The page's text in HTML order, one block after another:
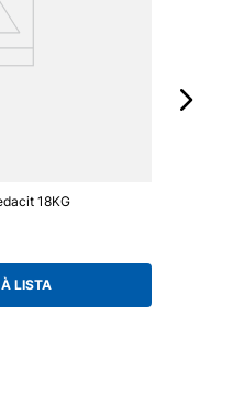
18KG
LISTA